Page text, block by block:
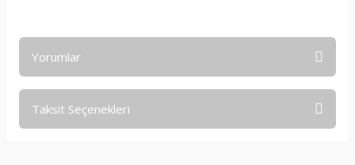
Yorumlar
Taksit Seçenekleri